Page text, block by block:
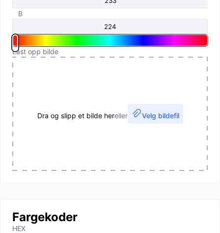
B
Last opp bilde
Dra og slipp et bilde hereller Velg bildefil
Fargekoder
HEX